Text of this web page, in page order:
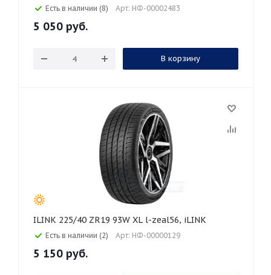
Есть в наличии (8) Арт: НФ-00002483
5 050 руб.
В корзину
ILINK 225/40 ZR19 93W XL l-zeal56, iLINK
Есть в наличии (2) Арт: НФ-00000129
5 150 руб.